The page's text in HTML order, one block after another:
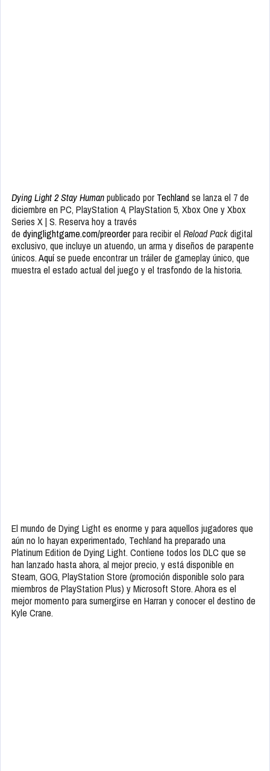
Dying Light 2 Stay Humanpublicado por Techlandse lanza el 7 de
diciembre en PC, PlayStation 4, PlayStation 5, Xbox One y Xbox
Series X | S. Reserva hoy a través
de dyinglightgame.com/preorderpara recibir el Reload Packdigital
exclusivo, que incluye un atuendo, un arma y diseños de parapente
únicos.Aquíse puede encontrar un tráiler de gameplay único, que
muestra el estado actual del juego y el trasfondo de la historia.
El mundo de Dying Light es enorme y para aquellos jugadores que
aún no lo hayan experimentado, Techland ha preparado una
Platinum Edition de Dying Light. Contiene todos los DLC que se
han lanzado hasta ahora, al mejor precio, y está disponible en
Steam, GOG, PlayStation Store (promoción disponible solo para
miembros de PlayStation Plus) y Microsoft Store. Ahora es el
mejor momento para sumergirse en Harran y conocer el destino de
Kyle Crane.